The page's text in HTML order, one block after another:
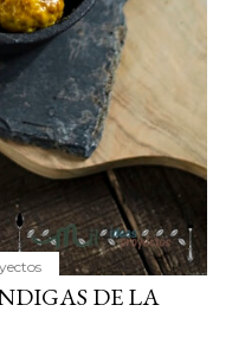
DE LA